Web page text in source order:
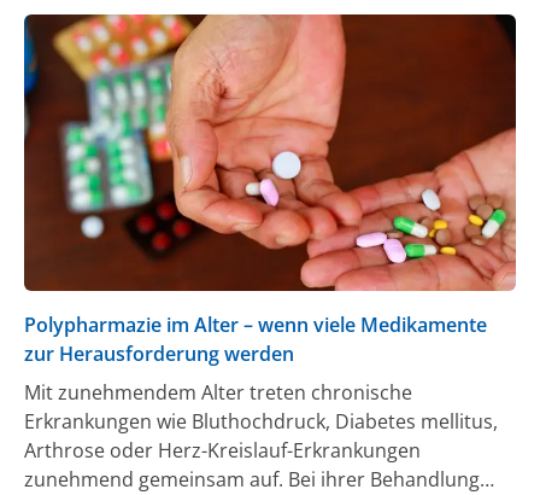
Polypharmazie im Alter – wenn viele Medikamente
zur Herausforderung werden
Mit zunehmendem Alter treten chronische
Erkrankungen wie Bluthochdruck, Diabetes mellitus,
Arthrose oder Herz-Kreislauf-Erkrankungen
zunehmend gemeinsam auf. Bei ihrer Behandlung